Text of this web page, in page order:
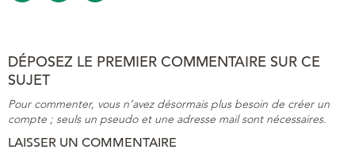
DÉPOSEZ LE PREMIER COMMENTAIRE SUR CE
SUJET
Pour commenter, vous n’avez désormais plus besoin de créer un
compte ; seuls un pseudo et une adresse mail sont nécessaires.
LAISSER UN COMMENTAIRE